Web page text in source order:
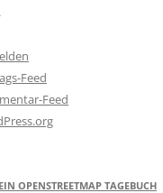
Feed
Feed
OPENSTREETMAP TAGEBUCH